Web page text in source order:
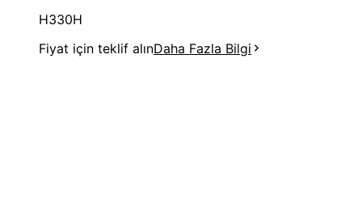
H330H
Fiyat için teklif alınDaha Fazla Bilgi